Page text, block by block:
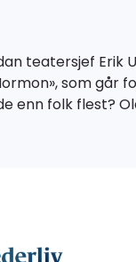
teatersjef Erik
som går
enn folk flest?